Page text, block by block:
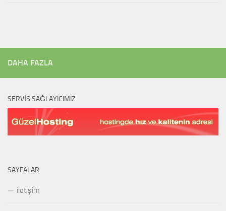
DAHA FAZLA
SERVIS SAĞLAYICIMIZ
SAYFALAR
iletişim